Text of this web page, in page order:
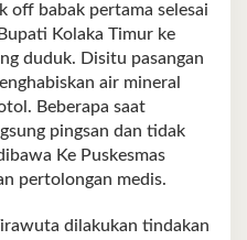
off babak pertama selesai
Kolaka Timur ke
duduk. Disitu pasangan
air mineral
Beberapa saat
pingsan dan tidak
Ke Puskesmas
pertolongan medis.
dilakukan tindakan